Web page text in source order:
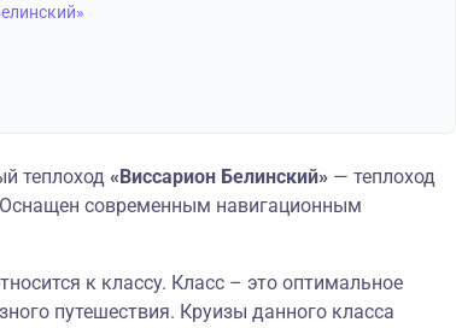
теплоход «Виссарион Белинский» — теплоход
Оснащен современным навигационным
к классу. Класс – это оптимальное
путешествия. Круизы данного класса